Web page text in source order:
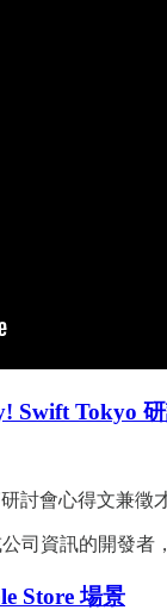
Swift Tokyo 研
討會心得文兼徵
司資訊的開發者
Store 場景